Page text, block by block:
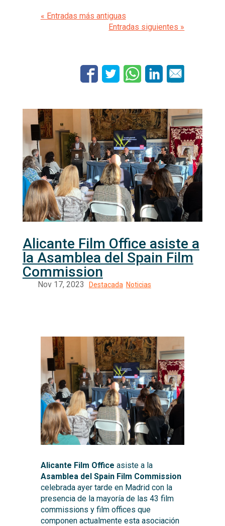
« Entradas más antiguas
Entradas siguientes »
Alicante Film Office asiste a
la Asamblea del Spain Film
Commission
Alicante Film Office asiste a la
Asamblea del Spain Film Commission
celebrada ayer tarde en Madrid con la
presencia de la mayoría de las 43 film
commissions y film offices que
componen actualmente esta asociación